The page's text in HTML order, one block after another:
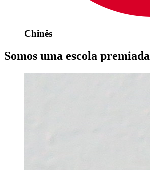
Chinês
Somos uma escola premiada